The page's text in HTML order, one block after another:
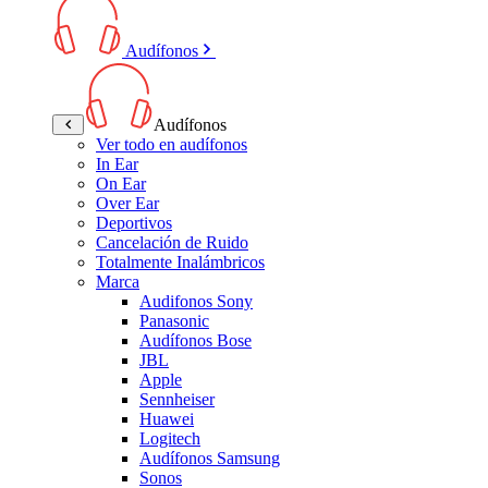
Audífonos
Audífonos
Ver todo en audífonos
In Ear
On Ear
Over Ear
Deportivos
Cancelación de Ruido
Totalmente Inalámbricos
Marca
Audifonos Sony
Panasonic
Audífonos Bose
JBL
Apple
Sennheiser
Huawei
Logitech
Audífonos Samsung
Sonos